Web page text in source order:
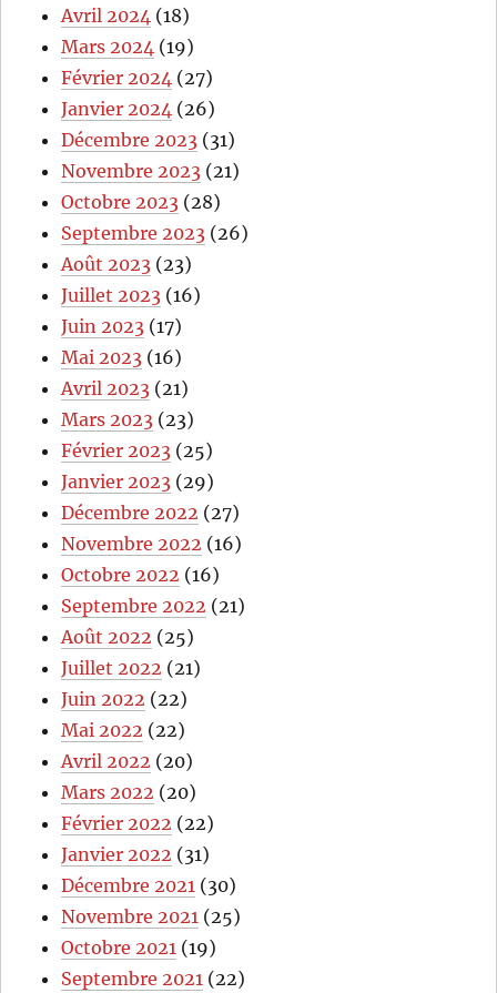
Avril 2024 (18)
Mars 2024 (19)
Février 2024 (27)
Janvier 2024 (26)
Décembre 2023 (31)
Novembre 2023 (21)
Octobre 2023 (28)
Septembre 2023 (26)
Août 2023 (23)
Juillet 2023 (16)
Juin 2023 (17)
Mai 2023 (16)
Avril 2023 (21)
Mars 2023 (23)
Février 2023 (25)
Janvier 2023 (29)
Décembre 2022 (27)
Novembre 2022 (16)
Octobre 2022 (16)
Septembre 2022 (21)
Août 2022 (25)
Juillet 2022 (21)
Juin 2022 (22)
Mai 2022 (22)
Avril 2022 (20)
Mars 2022 (20)
Février 2022 (22)
Janvier 2022 (31)
Décembre 2021 (30)
Novembre 2021 (25)
Octobre 2021 (19)
Septembre 2021 (22)